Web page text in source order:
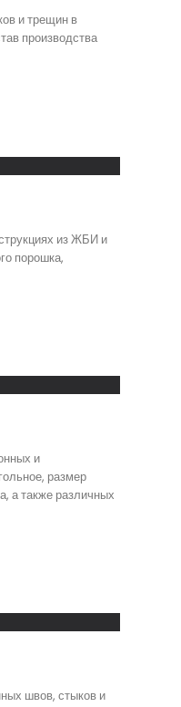
и трещин в
производства
из ЖБИ и
порошка,
и
размер
а также различных
швов, стыков и